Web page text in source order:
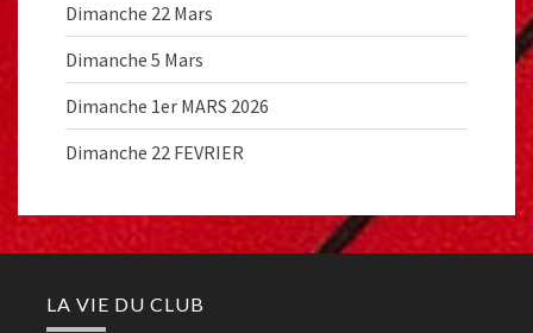
Dimanche 22 Mars
Dimanche 5 Mars
Dimanche 1er MARS 2026
Dimanche 22 FEVRIER
LA VIE DU CLUB